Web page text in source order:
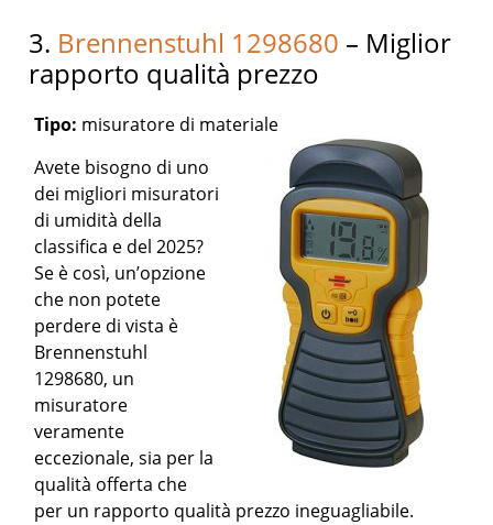
3. Brennenstuhl 1298680 – Miglior
rapporto qualità prezzo
Tipo: misuratore di materiale
Avete bisogno di uno
dei migliori misuratori
di umidità della
classifica e del 2025?
Se è così, un’opzione
che non potete
perdere di vista è
Brennenstuhl
1298680, un
misuratore
veramente
eccezionale, sia per la
qualità offerta che
per un rapporto qualità prezzo ineguagliabile.